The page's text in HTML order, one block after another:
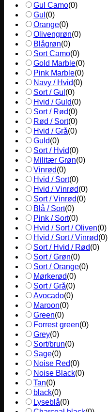
Gul Camo(0)
Gul (0)
Orange(0)
Olivengrøn(0)
Blågrøn(0)
Sort Camo(0)
Gold Marble(0)
Pink Marble(0)
Navy / Hvid(0)
Sort / Gul (0)
Hvid / Guld(0)
Sort / Rød(0)
Rød / Sort(0)
Hvid / Grå(0)
Guld(0)
Sort / Hvid(0)
Militær Grøn(0)
Vinrød(0)
Hvid / Sort(0)
Hvid / Vinrød(0)
Sort / Vinrød(0)
Blå / Sort(0)
Pink / Sort(0)
Hvid / Sort / Oliven(0)
Hvid / Sort / Vinrød(0)
Sort / Hvid / Rød(0)
Sort / Grøn(0)
Sort / Orange(0)
Mørkerød(0)
Sort / Grå(0)
Avocado(0)
Maroon(0)
Green(0)
Forrest green(0)
Grey(0)
Sort/brun(0)
Sage(0)
Noise Red(0)
Noise Black(0)
Tan(0)
black(0)
Lyseblå(0)